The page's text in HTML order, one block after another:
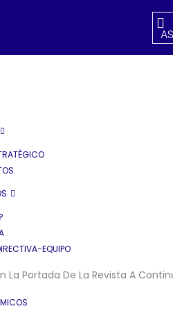
EQUIPO
FESPA España Asociación
De La Impresión De La
Se Modificó El Nombre Por
Magazine.
La Portada De La Revista A